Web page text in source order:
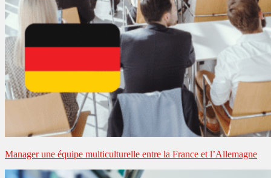
Manager une équipe multiculturelle entre la France et l’Allemagne